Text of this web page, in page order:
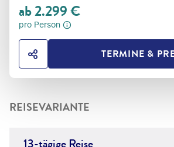
ab2.299€
pro Person
HOTEL TEILENTERMINE &
REISEVARIANTE
13-tägige Reise